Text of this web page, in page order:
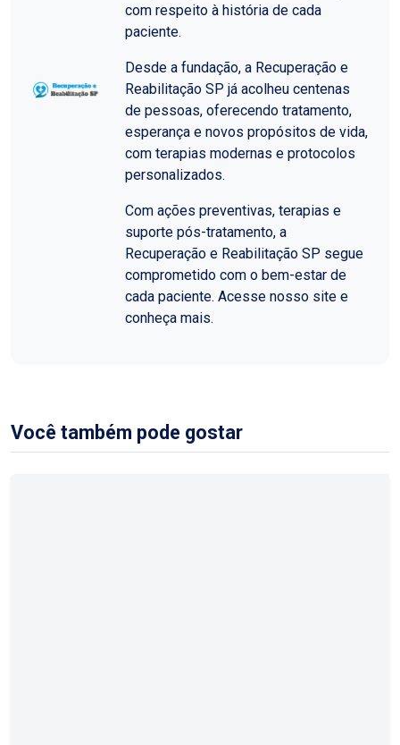
com respeito à história de cada
paciente.
Desde a fundação, a Recuperação e
Reabilitação SP já acolheu centenas
de pessoas, oferecendo tratamento,
esperança e novos propósitos de vida,
com terapias modernas e protocolos
personalizados.
Com ações preventivas, terapias e
suporte pós-tratamento, a
Recuperação e Reabilitação SP segue
comprometido com o bem-estar de
cada paciente. Acesse nosso site e
conheça mais.
Você também pode gostar